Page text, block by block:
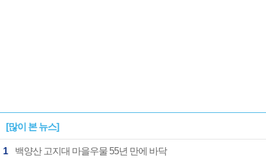
[많이 본 뉴스]
1 백양산 고지대 마을우물 55년 만에 바닥